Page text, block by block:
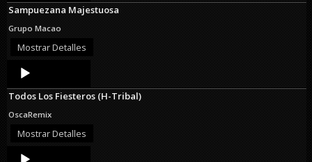
Sampuezana Majestuosa
Grupo Macao
Mostrar Detalles
Audio
Player
Todos Los Fiesteros (H-Tribal)
OscaRemix
Mostrar Detalles
Audio